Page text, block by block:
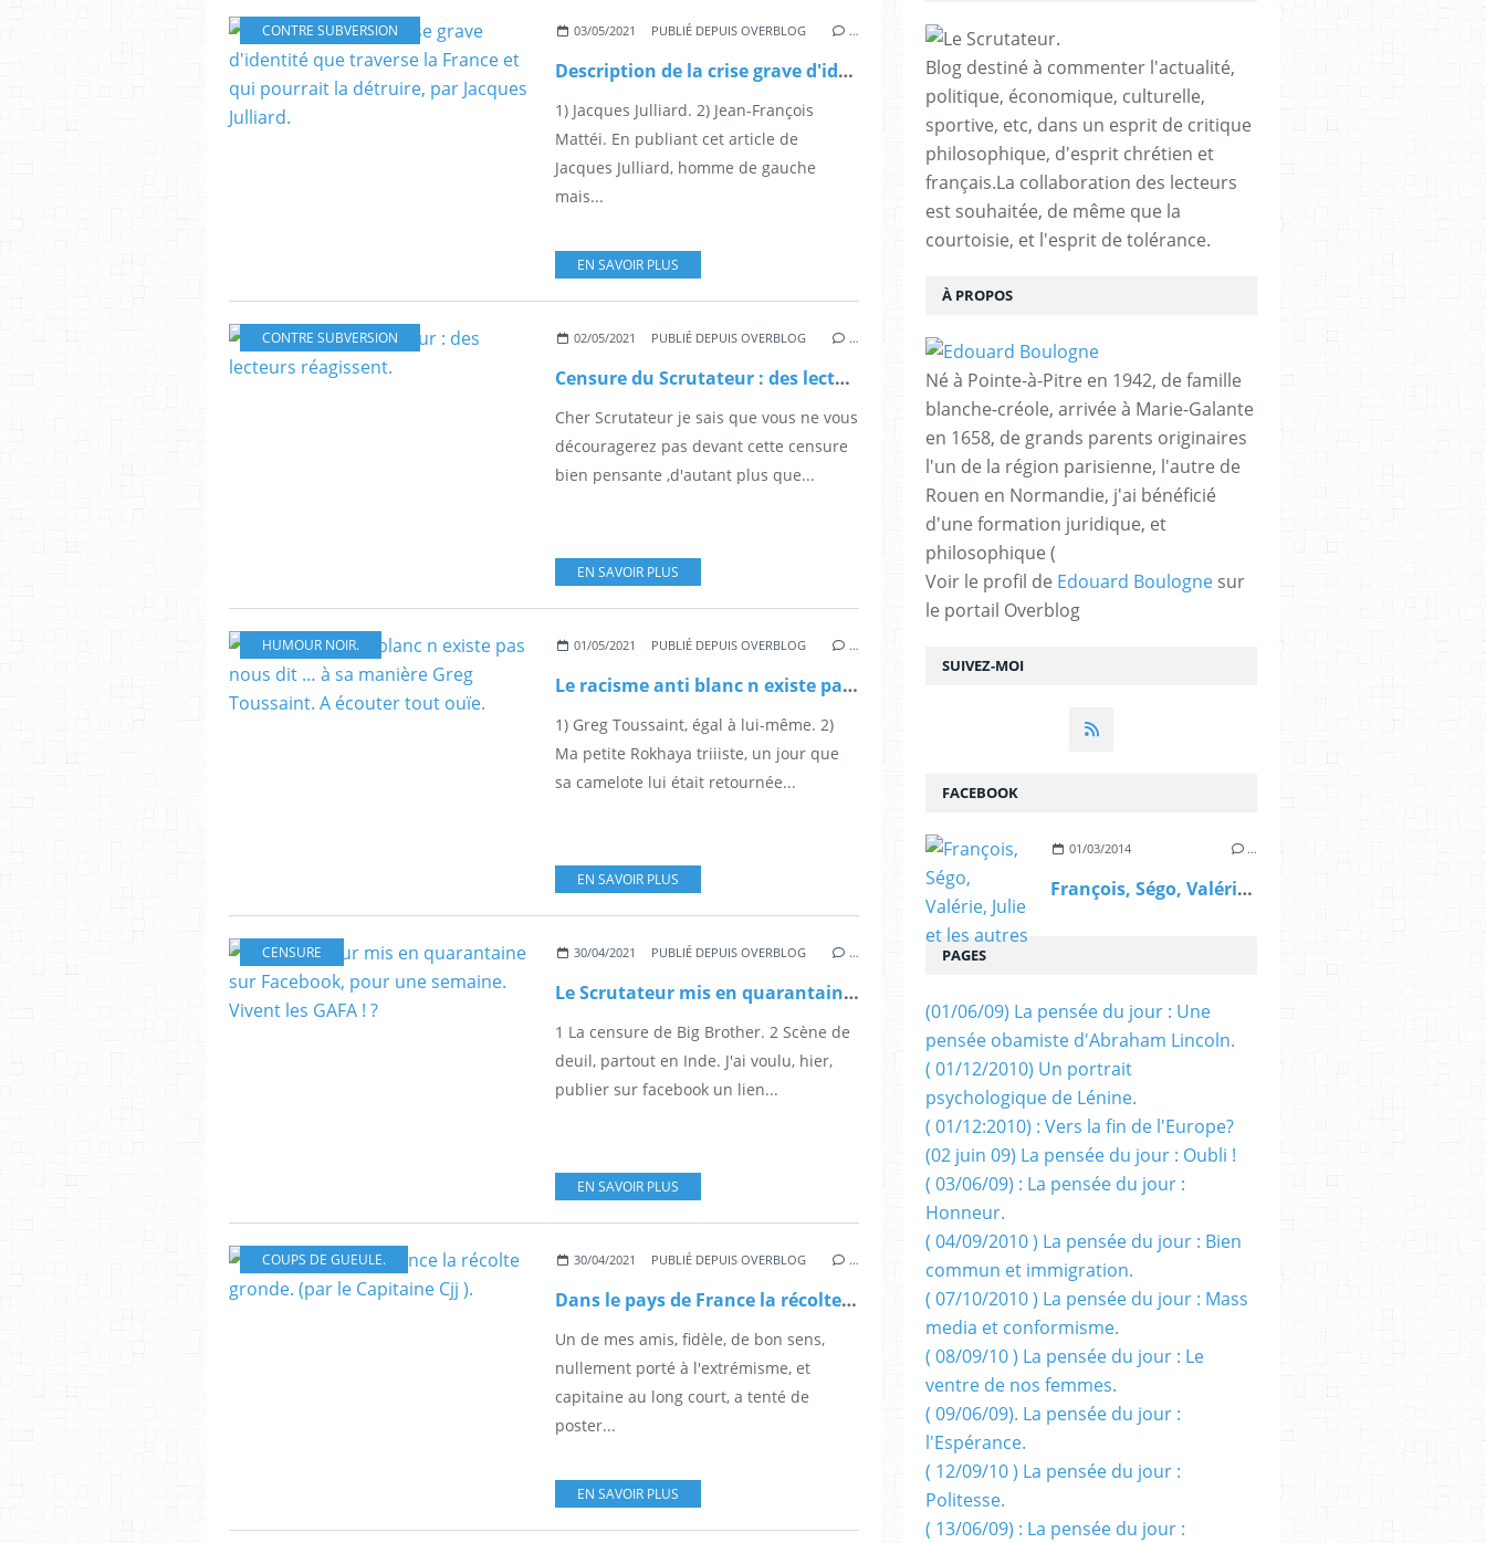
CONTRE SUBVERSION 03/05/2021 PUBLIÉ DEPUIS OVERBLOG …
Description de la crise grave d'identité que traverse la France et qui pourrait la détruire, par Jacques Julliard.
1) Jacques Julliard. 2) Jean-François
Mattéi. En publiant cet article de
Jacques Julliard, homme de gauche
mais...
EN SAVOIR PLUS
CONTRE SUBVERSION 02/05/2021 PUBLIÉ DEPUIS OVERBLOG …
Censure du Scrutateur : des lecteurs réagissent.
Cher Scrutateur je sais que vous ne vous
découragerez pas devant cette censure
bien pensante ,d'autant plus que...
EN SAVOIR PLUS
HUMOUR NOIR. 01/05/2021 PUBLIÉ DEPUIS OVERBLOG …
Le racisme anti blanc n existe pas nous dit … à sa manière Greg Toussaint. A écouter tout ouïe.
1) Greg Toussaint, égal à lui-même. 2)
Ma petite Rokhaya triiiste, un jour que
sa camelote lui était retournée...
EN SAVOIR PLUS
CENSURE 30/04/2021 PUBLIÉ DEPUIS OVERBLOG …
Le Scrutateur mis en quarantaine sur Facebook, pour une semaine. Vivent les GAFA ! ?
1 La censure de Big Brother. 2 Scène de
deuil, partout en Inde. J'ai voulu, hier,
publier sur facebook un lien...
EN SAVOIR PLUS
COUPS DE GUEULE. 30/04/2021 PUBLIÉ DEPUIS OVERBLOG …
Dans le pays de France la récolte gronde. (par le Capitaine Cjj ).
Un de mes amis, fidèle, de bon sens,
nullement porté à l'extrémisme, et
capitaine au long court, a tenté de
poster...
EN SAVOIR PLUS
SUIVEZ-MOI
Blog destiné à commenter l'actualité,
politique, économique, culturelle,
sportive, etc, dans un esprit de critique
philosophique, d'esprit chrétien et
français.La collaboration des lecteurs
est souhaitée, de même que la
courtoisie, et l'esprit de tolérance.
À PROPOS
Né à Pointe-à-Pitre en 1942, de famille
blanche-créole, arrivée à Marie-Galante
en 1658, de grands parents originaires
l'un de la région parisienne, l'autre de
Rouen en Normandie, j'ai bénéficié
d'une formation juridique, et
philosophique (
Voir le profil de Edouard Boulogne sur
le portail Overblog
FACEBOOK
01/03/2014 …
François, Ségo, Valérie, Julie et les autres
PAGES
(01/06/09) La pensée du jour : Une
pensée obamiste d'Abraham Lincoln.
( 01/12/2010) Un portrait
psychologique de Lénine.
( 01/12:2010) : Vers la fin de l'Europe?
(02 juin 09) La pensée du jour : Oubli !
( 03/06/09) : La pensée du jour :
Honneur.
( 04/09/2010 ) La pensée du jour : Bien
commun et immigration.
( 07/10/2010 ) La pensée du jour : Mass
media et conformisme.
( 08/09/10 ) La pensée du jour : Le
ventre de nos femmes.
( 09/06/09). La pensée du jour :
l'Espérance.
( 12/09/10 ) La pensée du jour :
Politesse.
( 13/06/09) : La pensée du jour :